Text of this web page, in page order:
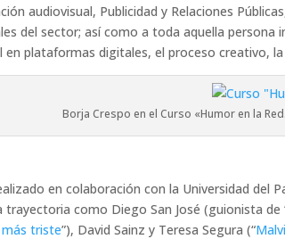
audiovisual, Publicidad y Relaciones
del sector; así como a toda aquella persona
en plataformas digitales, el proceso creativo,
Borja Crespo en el Curso «Humor en la
en colaboración con la Universidad del
trayectoria como Diego San José (guionista de
más triste”), David Sainz y Teresa Segura (“